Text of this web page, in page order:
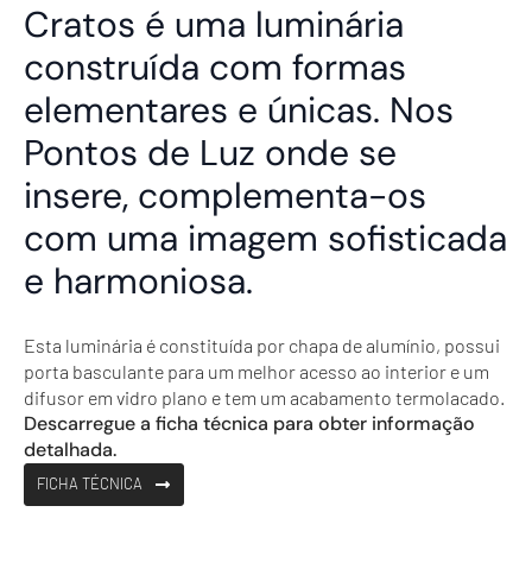
Cratos é uma luminária
construída com formas
elementares e únicas. Nos
Pontos de Luz onde se
insere, complementa-os
com uma imagem sofisticada
e harmoniosa.
Esta luminária é constituída por chapa de alumínio, possui
porta basculante para um melhor acesso ao interior e um
difusor em vidro plano e tem um acabamento termolacado.
Descarregue a ficha técnica para obter informação
detalhada.
FICHA TÉCNICA